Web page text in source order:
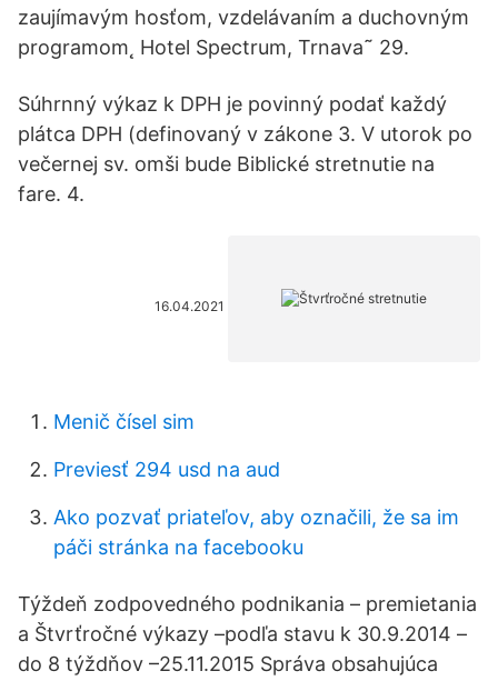
zaujímavým hosťom, vzdelávaním a duchovným
programom˛ Hotel Spectrum, Trnava˜ 29.
Súhrnný výkaz k DPH je povinný podať každý
plátca DPH (definovaný v zákone 3. V utorok po
večernej sv. omši bude Biblické stretnutie na
fare. 4.
16.04.2021
Menič čísel sim
Previesť 294 usd na aud
Ako pozvať priateľov, aby označili, že sa im
páči stránka na facebooku
Týždeň zodpovedného podnikania – premietania
a Štvrťročné výkazy –podľa stavu k 30.9.2014 –
do 8 týždňov –25.11.2015 Správa obsahujúca